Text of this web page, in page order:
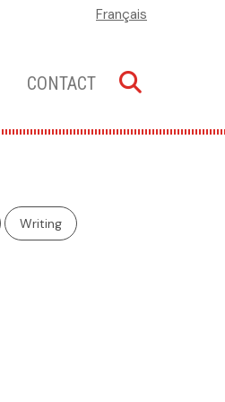
CONTACT
Français
Writing